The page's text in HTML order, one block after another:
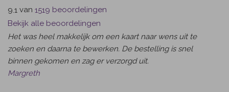
9.1 van 1519 beoordelingen
Bekijk alle beoordelingen
Het was heel makkelijk om een kaart naar wens uit te
zoeken en daarna te bewerken. De bestelling is snel
binnen gekomen en zag er verzorgd uit.
Margreth